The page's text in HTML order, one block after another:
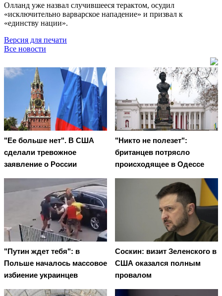
Олланд уже назвал случившееся терактом, осудил
«исключительно варварское нападение» и призвал к
«единству нации».
Версия для печати
Все новости
"Ее больше нет". В США
сделали тревожное
заявление о России
"Никто не полезет":
британцев потрясло
происходящее в Одессе
"Путин ждет тебя": в
Польше началось массовое
избиение украинцев
Соскин: визит Зеленского в
США оказался полным
провалом